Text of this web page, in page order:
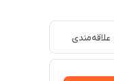
علاقه‌مندی